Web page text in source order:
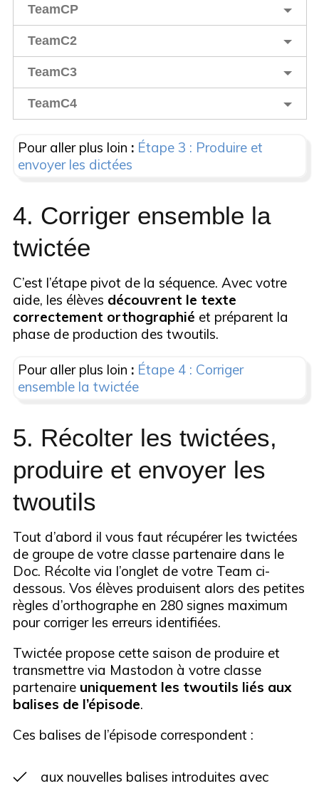
TeamCP
TeamC2
TeamC3
TeamC4
Pour aller plus loin : Étape 3 : Produire et
envoyer les dictées
4. Corriger ensemble la
twictée
C’est l’étape pivot de la séquence. Avec votre
aide, les élèves découvrent le texte
correctement orthographié et préparent la
phase de production des twoutils.
Pour aller plus loin : Étape 4 : Corriger
ensemble la twictée
5. Récolter les twictées,
produire et envoyer les
twoutils
Tout d’abord il vous faut récupérer les twictées
de groupe de votre classe partenaire dans le
Doc. Récolte via l’onglet de votre Team ci-
dessous. Vos élèves produisent alors des petites
règles d’orthographe en 280 signes maximum
pour corriger les erreurs identifiées.
Twictée propose cette saison de produire et
transmettre via Mastodon à votre classe
partenaire uniquement les twoutils liés aux
balises de l’épisode.
Ces balises de l’épisode correspondent :
aux nouvelles balises introduites avec